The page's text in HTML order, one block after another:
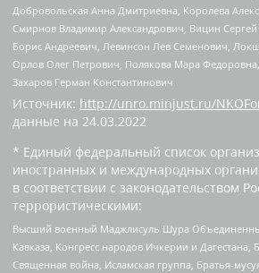
Добровольская Анна Дмитриевна, Королева
Смирнов Владимир Александрович, Вицин
Борис Андреевич, Левинсон Лев Семенович,
Орлов Олег Петрович, Полякова Мара
Захаров Герман Константинович
Источник: http://unro.minjust.ru/
данные на 24.03.2022
* Единый федеральный список
иностранных и международных
в соответствии с законодательством
террористическими:
Высший военный Маджлисуль Шура
Кавказа, Конгресс народов Ичкерии и Дагестана,
Священная война, Исламская группа, Братья-